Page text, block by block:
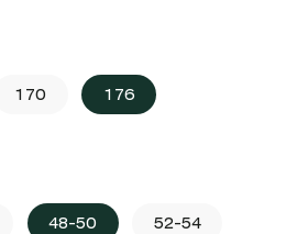
170 176
48-50 52-54